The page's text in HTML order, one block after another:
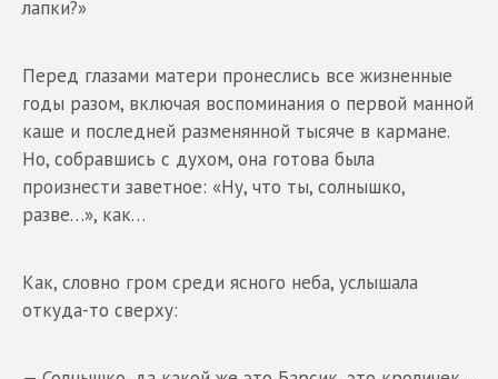
лапки?»
Перед глазами матери пронеслись все жизненные
годы разом, включая воспоминания о первой манной
каше и последней разменянной тысяче в кармане.
Но, собравшись с духом, она готова была
произнести заветное: «Ну, что ты, солнышко,
разве…», как…
Как, словно гром среди ясного неба, услышала
откуда-то сверху: